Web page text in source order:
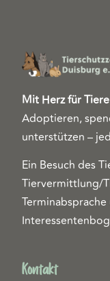
Mit Herz für
Adoptieren,
unterstützen –
Ein Besuch des
Tiervermittlung/
Kontakt